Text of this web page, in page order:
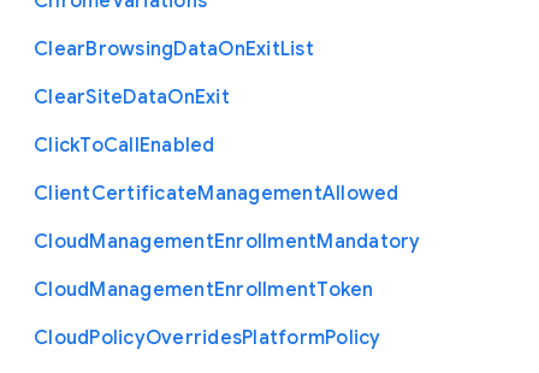
ClearBrowsingDataOnExitList
ClearSiteDataOnExit
ClickToCallEnabled
ClientCertificateManagementAllowed
CloudManagementEnrollmentMandatory
CloudManagementEnrollmentToken
CloudPolicyOverridesPlatformPolicy